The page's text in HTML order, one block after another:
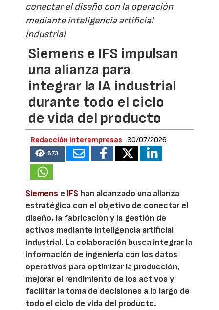
conectar el diseño con la operación
mediante inteligencia artificial
industrial
Siemens e IFS impulsan
una alianza para
integrar la IA industrial
durante todo el ciclo
de vida del producto
Redacción Interempresas 30/07/2026
873
Siemens e IFS han alcanzado una alianza
estratégica con el objetivo de conectar el
diseño, la fabricación y la gestión de
activos mediante inteligencia artificial
industrial. La colaboración busca integrar la
información de ingeniería con los datos
operativos para optimizar la producción,
mejorar el rendimiento de los activos y
facilitar la toma de decisiones a lo largo de
todo el ciclo de vida del producto.